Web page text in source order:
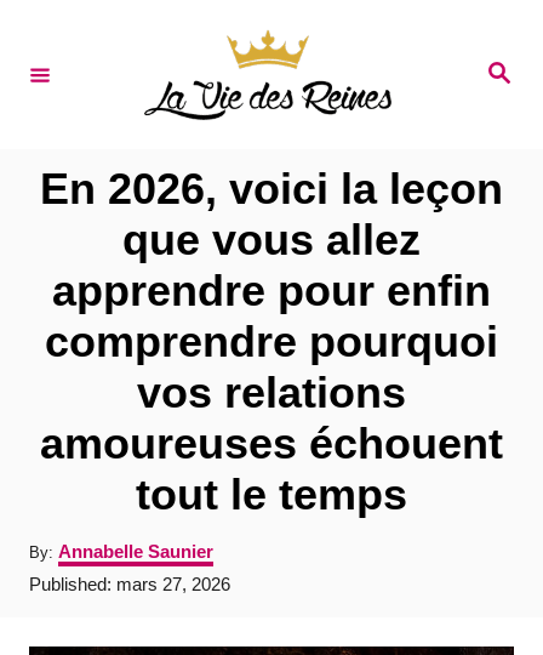
S
En 2026, voici la leçon
que vous allez
apprendre pour enfin
comprendre pourquoi
vos relations
amoureuses échouent
tout le temps
By: A
u
t
o
Annabelle Saunier
P
Published: mars 27, 2026